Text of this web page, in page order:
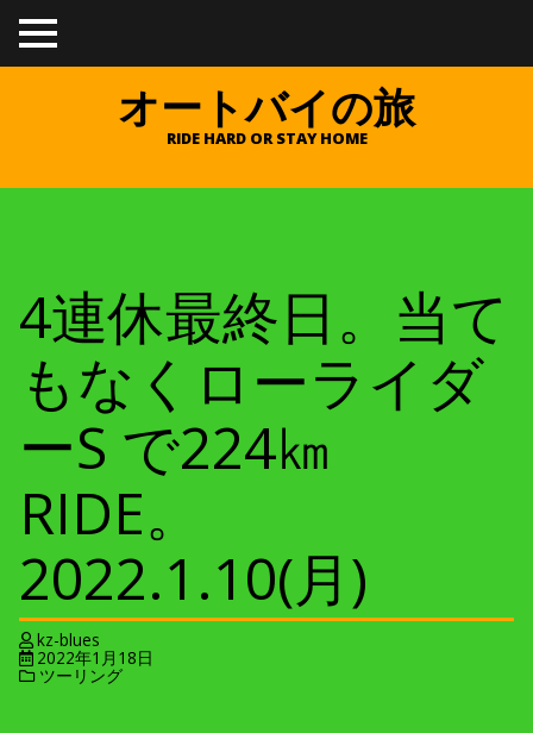
TO
GGL
オートバイの旅
RIDE HARD OR STAY HOME
4連休最終日。当て
もなくローライダ
ーS で224㎞
RIDE。
2022.1.10(月)
kz-blues
2022年1月18日
ツーリング